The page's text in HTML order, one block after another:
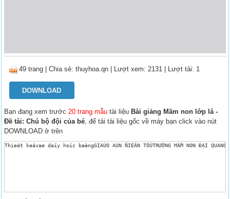
49 trang |Chia sẻ:thuyhoa.qn | Lượt xem: 2131 | Lượt tải: 1
DOWNLOAD
Bạn đang xem trước20 trang mẫu tài liệu Bài giảng Mầm non lớp lá -
Đề tài: Chú bộ đội của bé, để tải tài liệu gốc về máy bạn click vào nút
DOWNLOAD ở trên
Thieát keávaø daïy hoïc baèngGIAÙO AÙN ÑIEÄN TÖÛTRƯỜNG MẦM